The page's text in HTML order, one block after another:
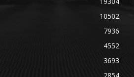
10502
7936
4552
3693